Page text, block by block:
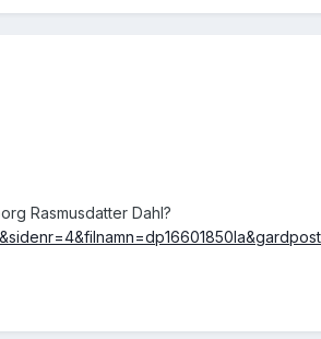
Rasmusdatter Dahl?